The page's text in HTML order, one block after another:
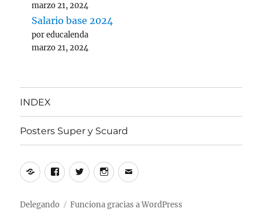
marzo 21, 2024
Salario base 2024
por educalenda
marzo 21, 2024
INDEX
Posters Super y Scuard
Yelp Facebook
TwitterInstagram
Correo
Delegando Funciona gracias a WordPress